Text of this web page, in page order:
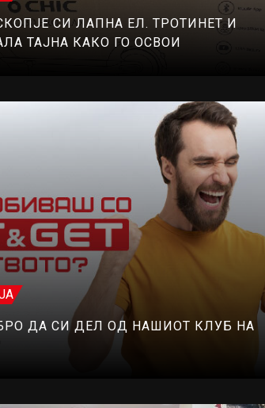
СИ ЛАПНА ЕЛ. ТРОТИНЕТ И
ТАЈНА КАКО ГО ОСВОИ
ДА СИ ДЕЛ ОД НАШИОТ КЛУБ НА